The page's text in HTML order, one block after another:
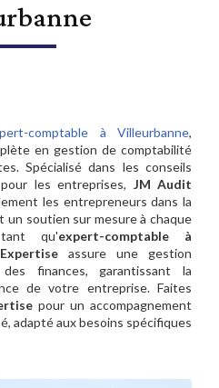
comptable à Villeurbanne,
en gestion de comptabilité
Spécialisé dans les conseils
les entreprises, JM Audit
les entrepreneurs dans la
soutien sur mesure à chaque
qu'expert-comptable à
assure une gestion
finances, garantissant la
de votre entreprise. Faites
pour un accompagnement
adapté aux besoins spécifiques